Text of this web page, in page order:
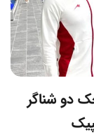
دو شناگر